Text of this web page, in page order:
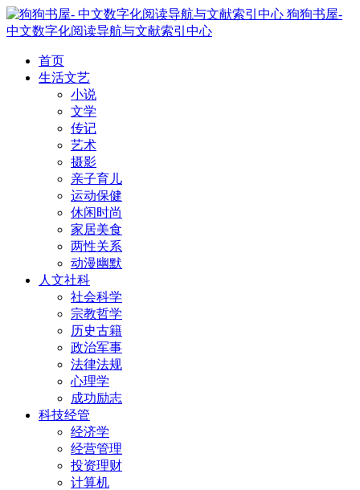
狗狗书屋-
中文数字化阅读导航与文献索引中心
首页
生活文艺
小说
文学
传记
艺术
摄影
亲子育儿
运动保健
休闲时尚
家居美食
两性关系
动漫幽默
人文社科
社会科学
宗教哲学
历史古籍
政治军事
法律法规
心理学
成功励志
科技经管
经济学
经营管理
投资理财
计算机